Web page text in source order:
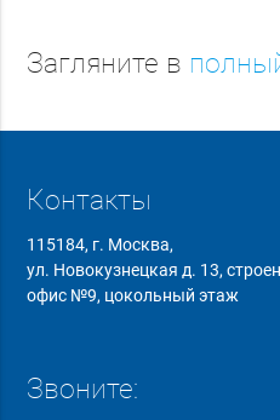
Загляните в
Контакты
115184, г. Москва,
ул. Новокузнецкая д. 13,
офис №9, цокольный этаж
Звоните: